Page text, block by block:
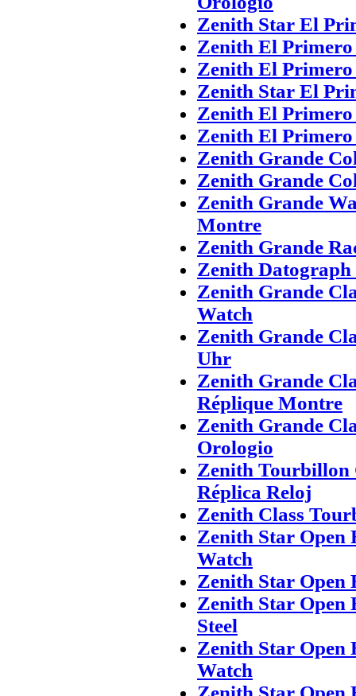
Zenith Star El
Zenith El
Zenith El Primero
Zenith Star El
Zenith El
Zenith El Primero
Zenith Grande
Zenith Grande
Zenith Grande
Montre
Zenith Grande
Zenith Datograph
Zenith Grande
Watch
Zenith Grande
Uhr
Zenith Grande
Réplique Montre
Zenith Grande
Orologio
Zenith Tourbillon
Réplica Reloj
Zenith Class
Zenith Star Open
Watch
Zenith Star Open
Zenith Star Open
Steel
Zenith Star Open
Watch